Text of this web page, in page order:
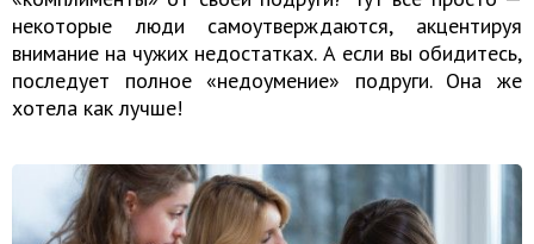
некоторые люди самоутверждаются, акцентируя
внимание на чужих недостатках. А если вы обидитесь,
последует полное «недоумение» подруги. Она же
хотела как лучше!